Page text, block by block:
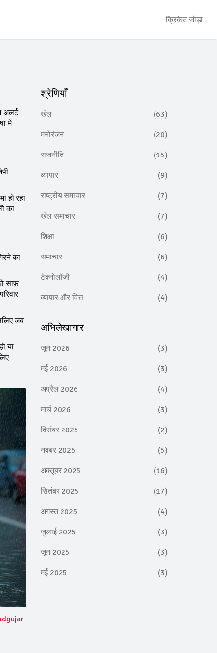
क्रिकेट जोड़ा
अलर्ट
में
हो रहा
का
का
साफ़
जब
या
श्रेणियाँ
खेल (63)
मनोरंजन (20)
राजनीति (15)
व्यापार (9)
राष्ट्रीय समाचार (7)
खेल समाचार (7)
शिक्षा (6)
समाचार (6)
टेक्नोलॉजी (4)
व्यापार और वित्त (4)
अभिलेखागार
जून 2026 (3)
मई 2026 (3)
अप्रैल 2026 (4)
मार्च 2026 (3)
दिसंबर 2025 (2)
नवंबर 2025 (5)
अक्तूबर 2025 (16)
सितंबर 2025 (17)
अगस्त 2025 (4)
जुलाई 2025 (3)
जून 2025 (3)
मई 2025 (3)